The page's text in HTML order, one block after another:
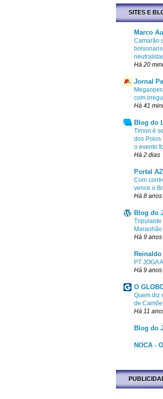
SITES E
Marco
Camarão
Há 20
Jornal
com
Há 41
Blog do
Timon é
dos Polos
o evento
Há 2 dias
Portal
Com
vence o
Há 8 anos
Blog do
Tripulante
Há 9 anos
PT JOGA
Há 9 anos
O
Quem diz
de
Há 11
Blog do
NOCA -